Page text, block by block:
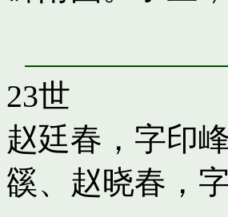
23世
赵廷春，字印
豀、 赵晓春，